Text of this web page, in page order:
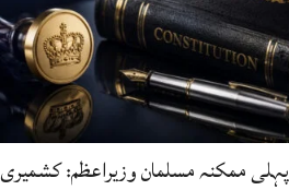
پہلی ممکنہ مسلمان وزیراعظم: کشمیری